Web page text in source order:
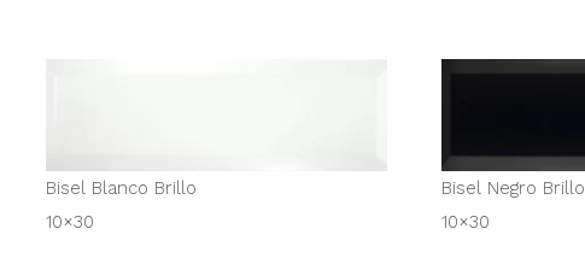
Bisel Blanco Brillo
10×30
Bisel Negro Brillo
10×30